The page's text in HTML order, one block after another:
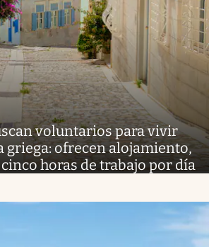
voluntarios para vivir
griega: ofrecen alojamiento,
horas de trabajo por día